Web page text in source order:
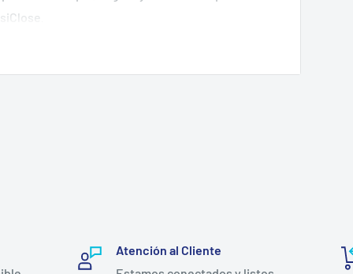
las últimas tecnologías de ConvaTec, que
InvisiClose y filtro.Atención al Cliente